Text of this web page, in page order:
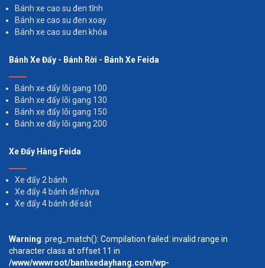
Bánh xe cao su đen tĩnh
Bánh xe cao su đen xoay
Bánh xe cao su đen khóa
Bánh Xe Đẩy - Bánh Rời - Bánh Xe Feida
Bánh xe đẩy lõi gang 100
Bánh xe đẩy lõi gang 130
Bánh xe đẩy lõi gang 150
Bánh xe đẩy lõi gang 200
Xe Đẩy Hàng Feida
Xe đẩy 2 bánh
Xe đẩy 4 bánh đế nhựa
Xe đẩy 4 bánh đế sắt
Warning: preg_match(): Compilation failed: invalid range in
character class at offset 11 in
/www/wwwroot/banhxedayhang.com/wp-